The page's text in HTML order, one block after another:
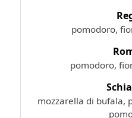
pomodoro,
pomodoro,
mozzarella di bufala,